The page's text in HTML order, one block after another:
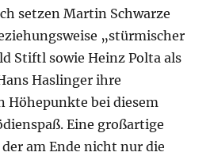
setzen Martin Schwarze
„stürmischer
Stiftl sowie Heinz Polta als
Haslinger ihre
Höhepunkte bei diesem
Eine großartige
am Ende nicht nur die